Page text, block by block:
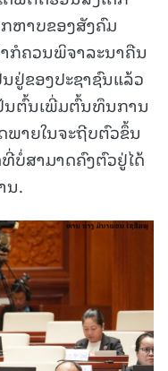
ຫາບຂອງສັງຄົມ
ກໍຄວນພິຈາລະນາຄືນ
ຢູ່ຂອງປະຊາຊົນແລ້ວ
ນຕົ້ນເພີ່ມຕົ້ນທຶນການ
າຍໃນຈະຖີບຕົວຂຶ້ນ
ບໍ່ສາມາດຄົງຕົວຢູ່ໄດ້
ນ.